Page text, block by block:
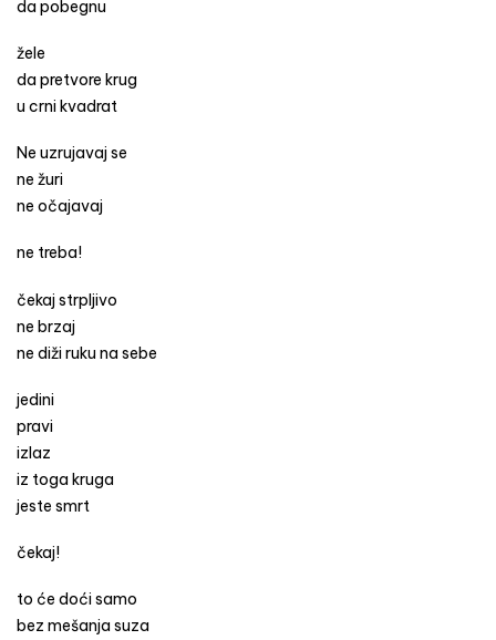
da pobegnu
žele
da pretvore krug
u crni kvadrat
Ne uzrujavaj se
ne žuri
ne očajavaj
ne treba!
čekaj strpljivo
ne brzaj
ne diži ruku na sebe
jedini
pravi
izlaz
iz toga kruga
jeste smrt
čekaj!
to će doći samo
bez mešanja suza